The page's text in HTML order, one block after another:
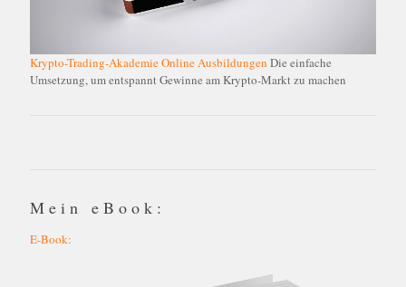
Krypto-Trading-Akademie Online Ausbildungen Die einfache
Umsetzung, um entspannt Gewinne am Krypto-Markt zu machen
Mein eBook:
E-Book: